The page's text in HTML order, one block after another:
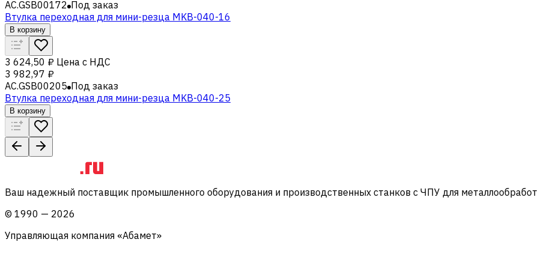
AC.GSB00172 Под заказ
Втулка переходная для мини-резца MKB-040-16
В корзину
3 624,50 ₽ Цена с НДС
3 982,97 ₽
AC.GSB00205 Под заказ
Втулка переходная для мини-резца MKB-040-25
В корзину
Ваш надежный поставщик промышленного оборудования и производственных станков с ЧПУ для
© 1990 — 2026
Управляющая компания «Абамет»